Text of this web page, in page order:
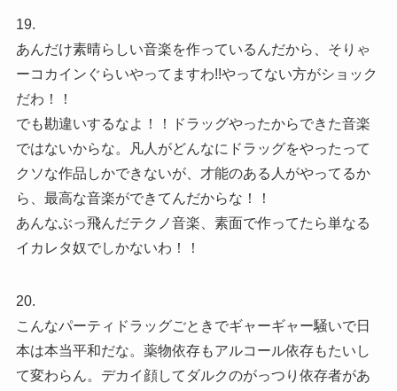
19.
あんだけ素晴らしい音楽を作っているんだから、そりゃ
ーコカインぐらいやってますわ!!やってない方がショック
だわ！！
でも勘違いするなよ！！ドラッグやったからできた音楽
ではないからな。凡人がどんなにドラッグをやったって
クソな作品しかできないが、才能のある人がやってるか
ら、最高な音楽ができてんだからな！！
あんなぶっ飛んだテクノ音楽、素面で作ってたら単なる
イカレタ奴でしかないわ！！
20.
こんなパーティドラッグごときでギャーギャー騒いで日
本は本当平和だな。薬物依存もアルコール依存もたいし
て変わらん。デカイ顔してダルクのがっつり依存者があ